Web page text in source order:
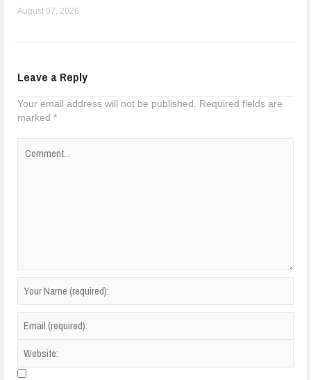
August 07, 2026
Leave a Reply
Your email address will not be published.
Required fields are
marked*